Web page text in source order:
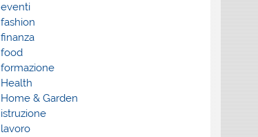
eventi
fashion
finanza
food
formazione
Health
Home & Garden
istruzione
lavoro